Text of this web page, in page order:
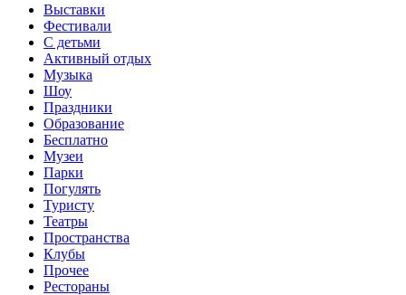
Выставки
Фестивали
С детьми
Активный отдых
Музыка
Шоу
Праздники
Образование
Бесплатно
Музеи
Парки
Погулять
Туристу
Театры
Пространства
Клубы
Прочее
Рестораны